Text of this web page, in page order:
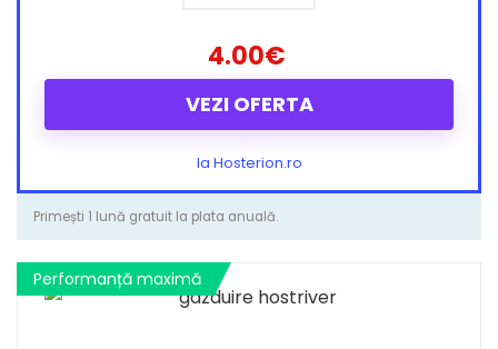
4.00€
VEZI OFERTA
la Hosterion.ro
Primești 1 lună gratuit la plata anuală.
Performanță maximă